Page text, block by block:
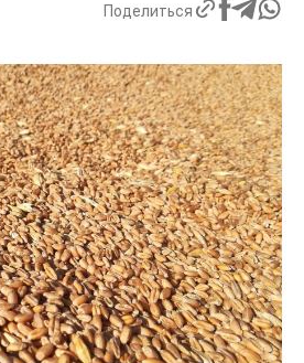
Поделиться